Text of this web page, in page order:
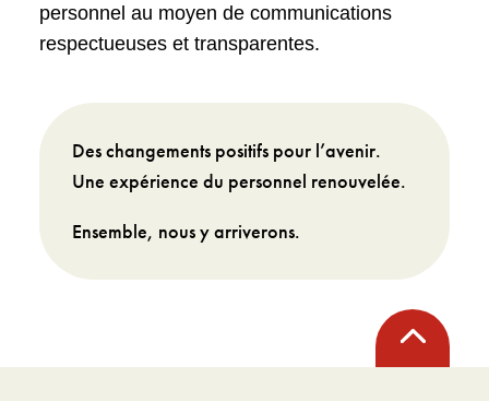
personnel au moyen de communications
respectueuses et transparentes.
Des changements positifs pour l’avenir.
Une expérience du personnel renouvelée.
Ensemble, nous y arriverons.
Retour
en